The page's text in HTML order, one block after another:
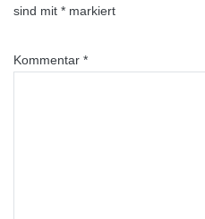
sind mit * markiert
Kommentar *